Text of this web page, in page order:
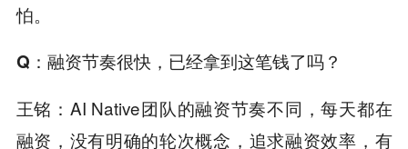
怕。
Q ：融资节奏很快，已经拿到这笔钱了吗？
王铭：AI Native团队的融资节奏不同，每天都在
融资，没有明确的轮次概念，追求融资效率，有